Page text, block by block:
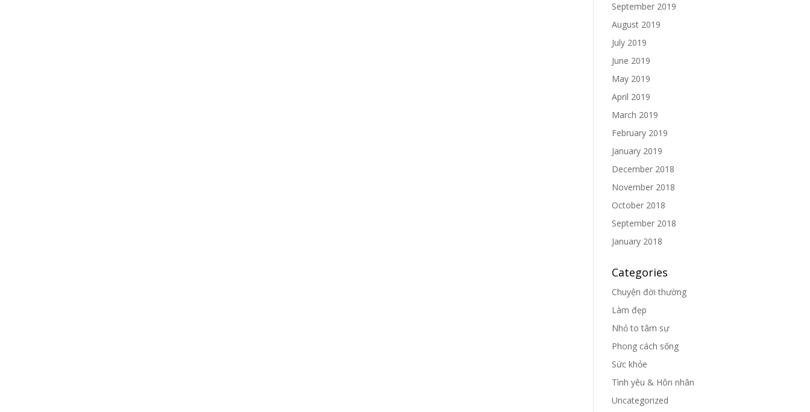
September 2019
August 2019
July 2019
June 2019
May 2019
April 2019
March 2019
February 2019
January 2019
December 2018
November 2018
October 2018
September 2018
January 2018
Categories
Chuyện đời thường
Làm đẹp
Nhỏ to tâm sự
Phong cách sống
Sức khỏe
Tình yêu & Hôn nhân
Uncategorized